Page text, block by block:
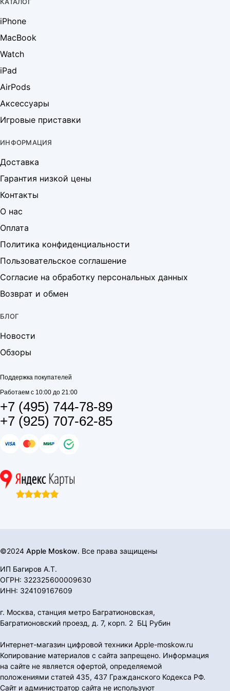
КАТАЛОГ
iPhone
MacBook
Watch
iPad
AirPods
Аксессуары
Игровые приставки
ИНФОРМАЦИЯ
Доставка
Гарантия низкой цены
Контакты
О нас
Оплата
Политика конфиденциальности
Пользовательское соглашение
Согласие на обработку персональных данных
Возврат и обмен
БЛОГ
Новости
Обзоры
Поддержка покупателей
Работаем с 10:00 до 21:00
+7 (495) 744-78-89
+7 (925) 707-62-85
©2024 Apple Moskow. Все права защищены
ИП Багиров А.Т.
ОГРН: 322325600009630
ИНН: 324109167609
г. Москва, станция метро Багратионовская,
Багратионовский проезд, д. 7, корп. 2 БЦ Рубин
Интернет-магазин цифровой техники Apple-moskow.ru
Копирование материалов с сайта запрещено. Информация
на сайте не является офертой, определяемой
положениями статей 435, 437 Гражданского Кодекса РФ.
Сайт и администратор сайта не используют